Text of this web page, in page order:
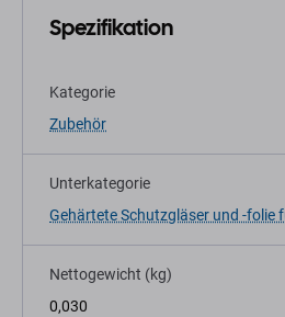
Spezifikation
Kategorie
Zubehör
Unterkategorie
Gehärtete Schutzgläser und -folie
Nettogewicht (kg)
0,030